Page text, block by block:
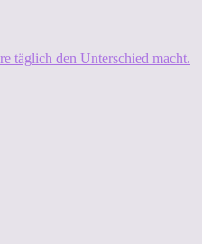
täglich den Unterschied macht.